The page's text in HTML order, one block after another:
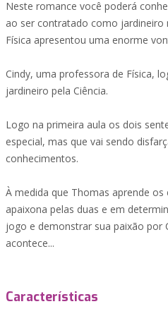
Neste romance você poderá
ao ser contratado como jardineiro
Física apresentou uma enorme
Cindy, uma professora de Física,
jardineiro pela Ciência.
Logo na primeira aula os dois
especial, mas que vai sendo
conhecimentos.
À medida que Thomas aprende os
apaixona pelas duas e em
jogo e demonstrar sua paixão por
acontece...
Características